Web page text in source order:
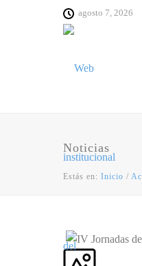
agosto 7, 2026
Noticias
Estás en: Inicio /